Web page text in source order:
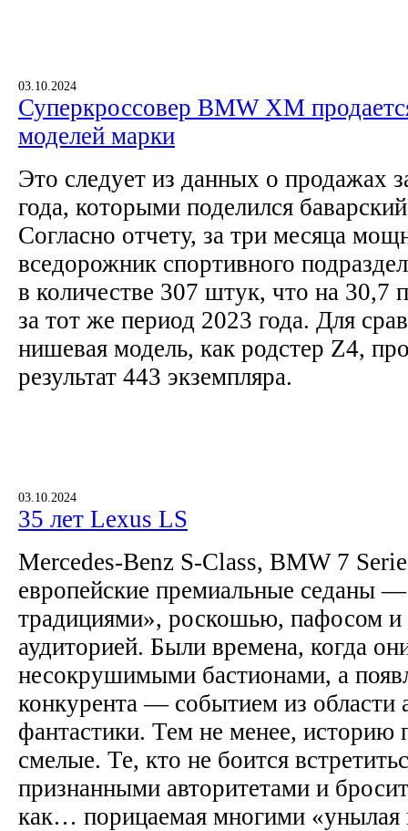
03.10.2024
Суперкроссовер BMW XM
моделей марки
Это следует из данных о продажах
года, которыми поделился
Согласно отчету, за три месяца
вседорожник спортивного
в количестве 307 штук, что на 30,7
за тот же период 2023 года. Для
нишевая модель, как родстер Z4,
результат 443 экземпляра.
03.10.2024
35 лет Lexus LS
Mercedes-Benz S-Class, BMW 7
европейские премиальные седаны
традициями», роскошью, пафосом и
аудиторией. Были времена, когда
несокрушимыми бастионами, а
конкурента — событием из области
фантастики. Тем не менее, историю
смелые. Те, кто не боится
признанными авторитетами и
как… порицаемая многими «унылая